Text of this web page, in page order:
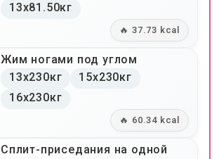
13x81.50кг
🔥 37.73 kcal
Жим ногами под углом
13x230кг
15x230кг
16x230кг
🔥 60.34 kcal
Сплит-приседания на одной